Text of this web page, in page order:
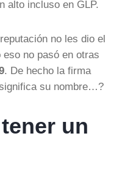
alto incluso en GLP.
no les dio el
no pasó en otras
. De hecho la firma
su nombre…?
un